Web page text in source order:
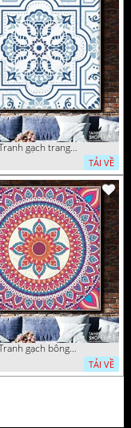
Tranh gạch trang trí in họa tiết chất lượng cao
TẢI VỀ
Tranh gạch bông in uv họa tiết đỏ
TẢI VỀ